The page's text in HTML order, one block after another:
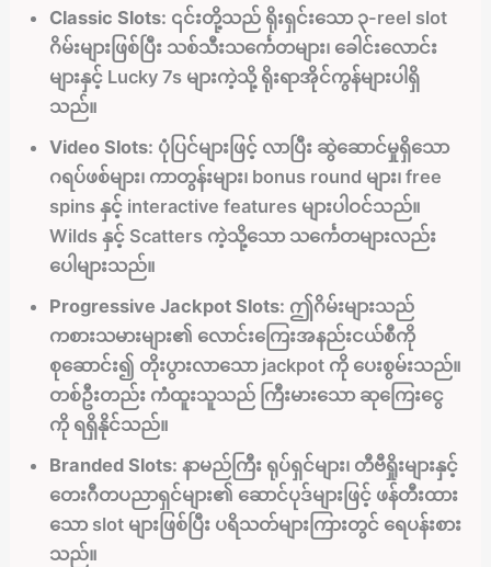
Classic Slots: ၎င်းတို့သည် ရိုးရှင်းသော ၃-reel slot
ဂိမ်းများဖြစ်ပြီး သစ်သီးသင်္ကေတများ၊ ခေါင်းလောင်း
များနှင့် Lucky 7s များကဲ့သို့ ရိုးရာအိုင်ကွန်များပါရှိ
သည်။
Video Slots: ပုံပြင်များဖြင့် လာပြီး ဆွဲဆောင်မှုရှိသော
ဂရပ်ဖစ်များ၊ ကာတွန်းများ၊ bonus round များ၊ free
spins နှင့် interactive features များပါဝင်သည်။
Wilds နှင့် Scatters ကဲ့သို့သော သင်္ကေတများလည်း
ပေါများသည်။
Progressive Jackpot Slots: ဤဂိမ်းများသည်
ကစားသမားများ၏ လောင်းကြေးအနည်းငယ်စီကို
စုဆောင်း၍ တိုးပွားလာသော jackpot ကို ပေးစွမ်းသည်။
တစ်ဦးတည်း ကံထူးသူသည် ကြီးမားသော ဆုကြေးငွေ
ကို ရရှိနိုင်သည်။
Branded Slots: နာမည်ကြီး ရုပ်ရှင်များ၊ တီဗီရှိုးများနှင့်
တေးဂီတပညာရှင်များ၏ ဆောင်ပုဒ်များဖြင့် ဖန်တီးထား
သော slot များဖြစ်ပြီး ပရိသတ်များကြားတွင် ရေပန်းစား
သည်။